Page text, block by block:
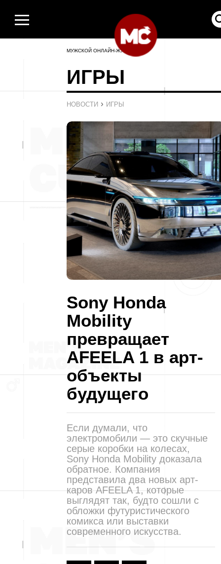
МУЖСКОЙ ОНЛАЙН-ЖУРНАЛ
ИГРЫ
НОВОСТИ › ИГРЫ
Sony Honda
Mobility
превращает
AFEELA 1 в арт-
объекты
будущего
Если думали, что
электромобили — это скучные
серые коробки на колесах,
Sony Honda Mobility доказала
обратное. Компания
представила два новых арт-
каров AFEELA 1, которые
выглядят так, будто сошли с
обложки футуристического
комикса или выставки
современного искусства.